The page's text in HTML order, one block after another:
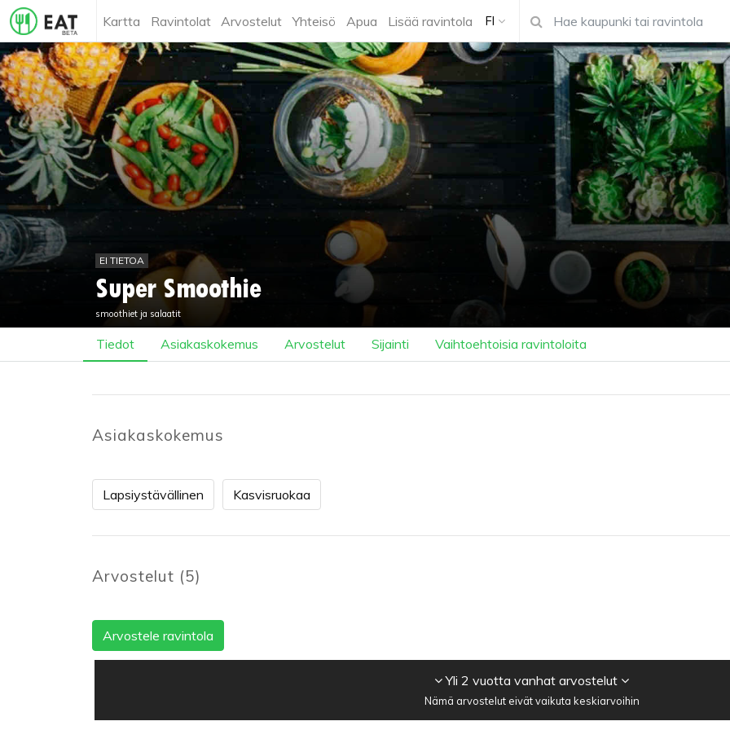
Kartta Ravintolat Arvostelut Yhteisö Apua Lisää ravintola FI
EI TIETOA
Super Smoothie
smoothiet ja salaatit
Tiedot Asiakaskokemus Arvostelut Sijainti Vaihtoehtoisia ravintoloita
Asiakaskokemus
Lapsiystävällinen Kasvisruokaa
Arvostelut (5)
Arvostele ravintola
Yli 2 vuotta vanhat arvostelut
Nämä arvostelut eivät vaikuta keskiarvoihin